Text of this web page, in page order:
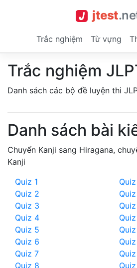
jtest.
Trắc nghiệm Từ vựng
Trắc nghiệm
Danh sách các bộ đề luyện thi
Danh sách bài
Chuyển Kanji sang Hiragana,
Kanji
Quiz 1
Quiz 2
Quiz 3
Quiz 4
Quiz 5
Quiz 6
Quiz 7
Quiz 8